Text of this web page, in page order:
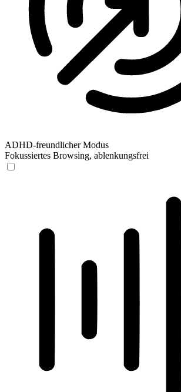
ADHD-freundlicher Modus
Fokussiertes Browsing, ablenkungsfrei